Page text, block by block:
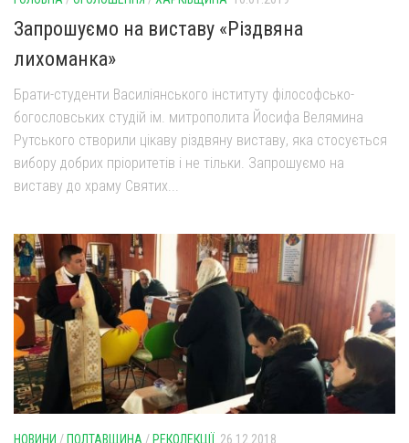
Запрошуємо на виставу «Різдвяна
лихоманка»
Брати-студенти Василіянського інституту філософсько-
богословських студій ім. митрополита Йосифа Велямина
Рутського створили цікаву різдвяну виставу, яка стосується
вибору добрих пріоритетів і не тільки. Запрошуємо на
виставу до храму Святих...
НОВИНИ / ПОЛТАВЩИНА / РЕКОЛЕКЦІЇ 26.12.2018